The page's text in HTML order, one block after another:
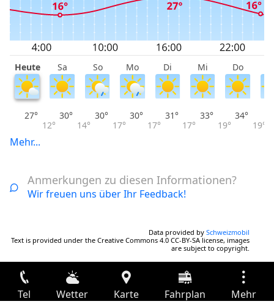
Heute Sa So Mo Di Mi Do
27°
12°
30°
14°
30°
17°
30°
17°
31°
17°
33°
19°
34°
19°
Mehr...
Anmerkungen zu diesen Informationen?
Wir freuen uns über Ihr Feedback!
Data provided by Schweizmobil
Text is provided under the Creative Commons 4.0 CC-BY-SA license, images
are subject to copyright.
Tel Wetter Karte Fahrplan Mehr